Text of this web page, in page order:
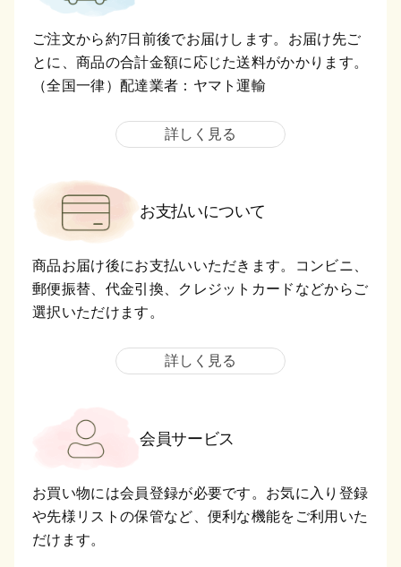
ご注文から約7日前後でお届けします。お届け先ご
とに、商品の合計金額に応じた送料がかかります。
（全国一律）配達業者：ヤマト運輸
詳しく見る
お支払いについて
商品お届け後にお支払いいただきます。コンビニ、
郵便振替、代金引換、クレジットカードなどからご
選択いただけます。
詳しく見る
会員サービス
お買い物には会員登録が必要です。お気に入り登録
や先様リストの保管など、便利な機能をご利用いた
だけます。